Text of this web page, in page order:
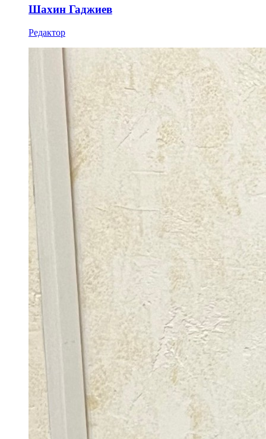
Шахин Гаджиев
Редактор